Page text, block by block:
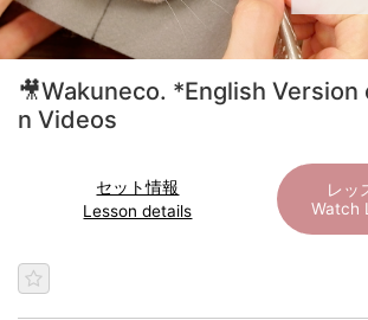
🎥Wakuneco. *English Version
n Videos
セット情報
Lesson details
レッ
Watch